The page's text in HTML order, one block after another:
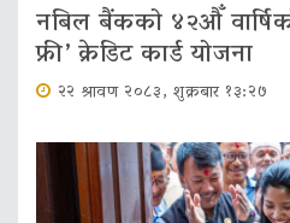
नबिल बैंकको ४२औँ
फ्री’ क्रेडिट कार्ड योजना
२२ श्रावण २०८३, शुक्रबार १३:२७